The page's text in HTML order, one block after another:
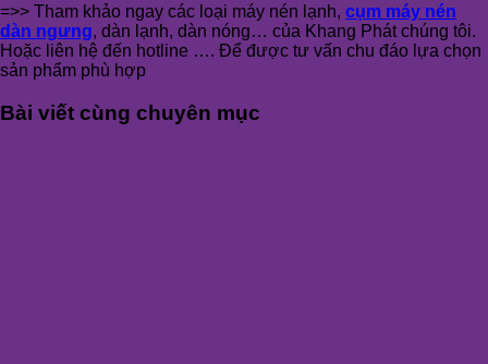
=>> Tham khảo ngay các loại máy nén lạnh, cụm máy nén
dàn ngưng, dàn lạnh, dàn nóng… của Khang Phát chúng tôi.
Hoặc liên hệ đến hotline …. Để được tư vấn chu đáo lựa chọn
sản phẩm phù hợp
Bài viết cùng chuyên mục